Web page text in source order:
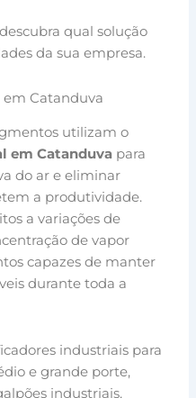
qual solução
da sua empresa.
Catanduva
utilizam o
em Catanduva para
do ar e eliminar
a produtividade.
a variações de
de vapor
capazes de manter
durante toda a
industriais para
e grande porte,
industriais,